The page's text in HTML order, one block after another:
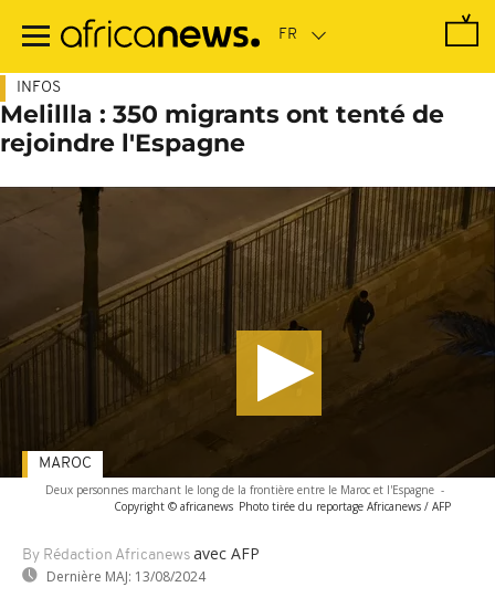
contenu
INFOS
Melillla : 350 migrants ont tenté de
rejoindre l'Espagne
Deux personnes marchant le long de la frontière entre le Maroc et l'Espagne -
Copyright © africanews Photo tirée du reportage Africanews / AFP
By Rédaction Africanews avec AFP
Dernière MAJ: 13/08/2024
MAROC